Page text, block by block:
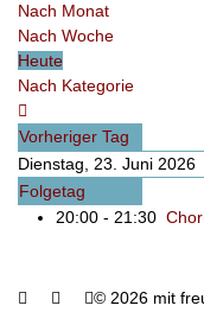
Nach Monat
Nach Woche
Heute
Nach Kategorie
Vorheriger Tag
Dienstag, 23. Juni 2026
Folgetag
20:00 - 21:30 Chor
© 2026 mit